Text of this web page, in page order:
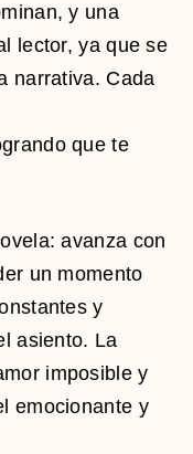
y una
lector, ya que se
narrativa. Cada
que te
avanza con
un momento
y
asiento. La
imposible y
emocionante y